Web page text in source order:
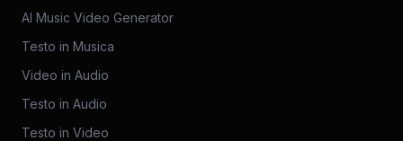
AI Music Video Generator
Testo in Musica
Video in Audio
Testo in Audio
Testo in Video